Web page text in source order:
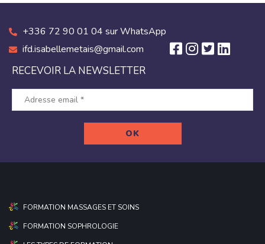
+336 72 90 01 04 sur WhatsApp
ifd.isabellemetais@gmail.com
RECEVOIR LA NEWSLETTER
FORMATION MASSAGES ET SOINS
FORMATION SOPHROLOGIE